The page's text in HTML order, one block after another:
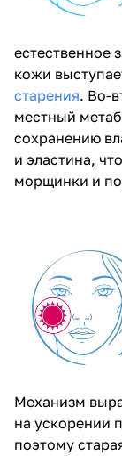
естественное
кожи
старения. Во-
местный
сохранению
и эластина,
морщинки и
Механизм
на ускорении
поэтому